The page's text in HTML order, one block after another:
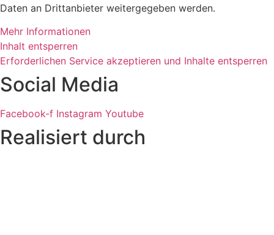
Daten an Drittanbieter weitergegeben werden.
Mehr Informationen
Inhalt entsperren
Erforderlichen Service akzeptieren und Inhalte entsperren
Social Media
Facebook-f Instagram Youtube
Realisiert durch